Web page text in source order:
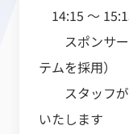
14:15 ～
スポンサー
テムを採用）
スタッフが
いたします